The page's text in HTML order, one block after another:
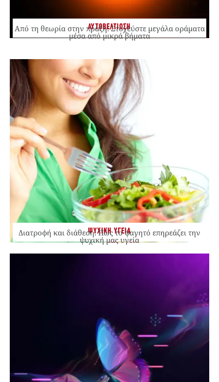
ΑΥΤΟΒΕΛΤΙΩΣΗ
Από τη θεωρία στην πράξη: Στοχεύστε μεγάλα οράματα
μέσα από μικρά βήματα
ΨΥΧΙΚΗ ΥΓΕΙΑ
Διατροφή και διάθεση: Πώς το φαγητό επηρεάζει την
ψυχική μας υγεία